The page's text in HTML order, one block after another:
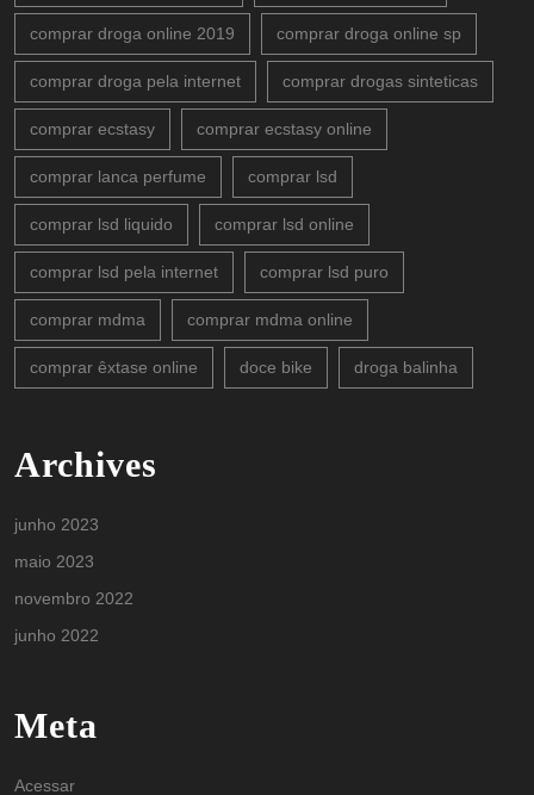
comprar droga online 2019 comprar droga online sp
comprar droga pela internet comprar drogas sinteticas
comprar ecstasy comprar ecstasy online
comprar lanca perfume comprar lsd
comprar lsd liquido comprar lsd online
comprar lsd pela internet comprar lsd puro
comprar mdma comprar mdma online
comprar êxtase online doce bike droga balinha
Archives
junho 2023
maio 2023
novembro 2022
junho 2022
Meta
Acessar